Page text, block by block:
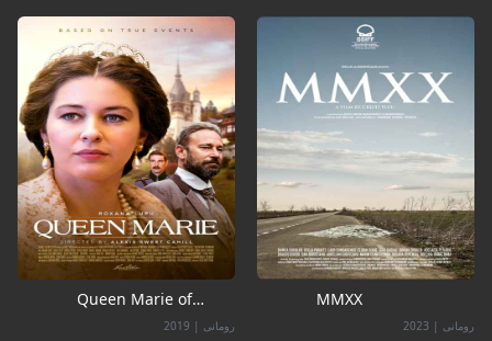
MMXX
رومانی |
2023
Queen Marie of
رومانی |
2019